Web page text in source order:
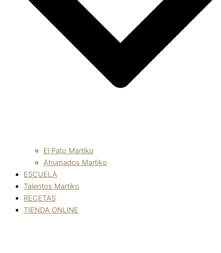
El Pato Martiko
Ahumados Martiko
ESCUELA
Talentos Martiko
RECETAS
TIENDA ONLINE